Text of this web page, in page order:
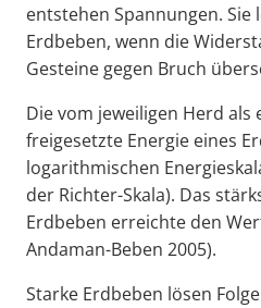
entstehen Spannungen. Sie
Erdbeben, wenn die
Gesteine gegen Bruch
Die vom jeweiligen Herd als
freigesetzte Energie eines
logarithmischen
der Richter-Skala). Das
Erdbeben erreichte den
Andaman-Beben 2005).
Starke Erdbeben lösen